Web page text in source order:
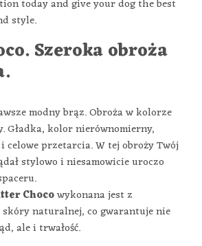
today and give your dog the best
style.
Szeroka obroża
modny brąz. Obroża w kolorze
Gładka, kolor nierównomierny,
celowe przetarcia. W tej obroży Twój
stylowo i niesamowicie uroczo
Chocowykonana jest z
naturalnej, co gwarantuje nie
ale i trwałość.